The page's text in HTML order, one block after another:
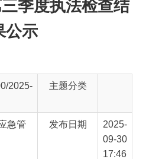
主题分类
发布日期
2025-
09-30
理局2025年“双随机、一
执法检查结果公示